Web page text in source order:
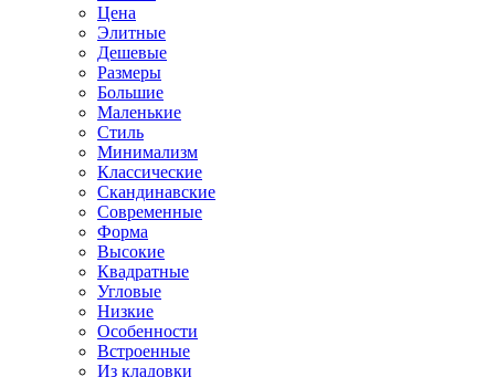
Цена
Элитные
Дешевые
Размеры
Большие
Маленькие
Стиль
Минимализм
Классические
Скандинавские
Современные
Форма
Высокие
Квадратные
Угловые
Низкие
Особенности
Встроенные
Из кладовки